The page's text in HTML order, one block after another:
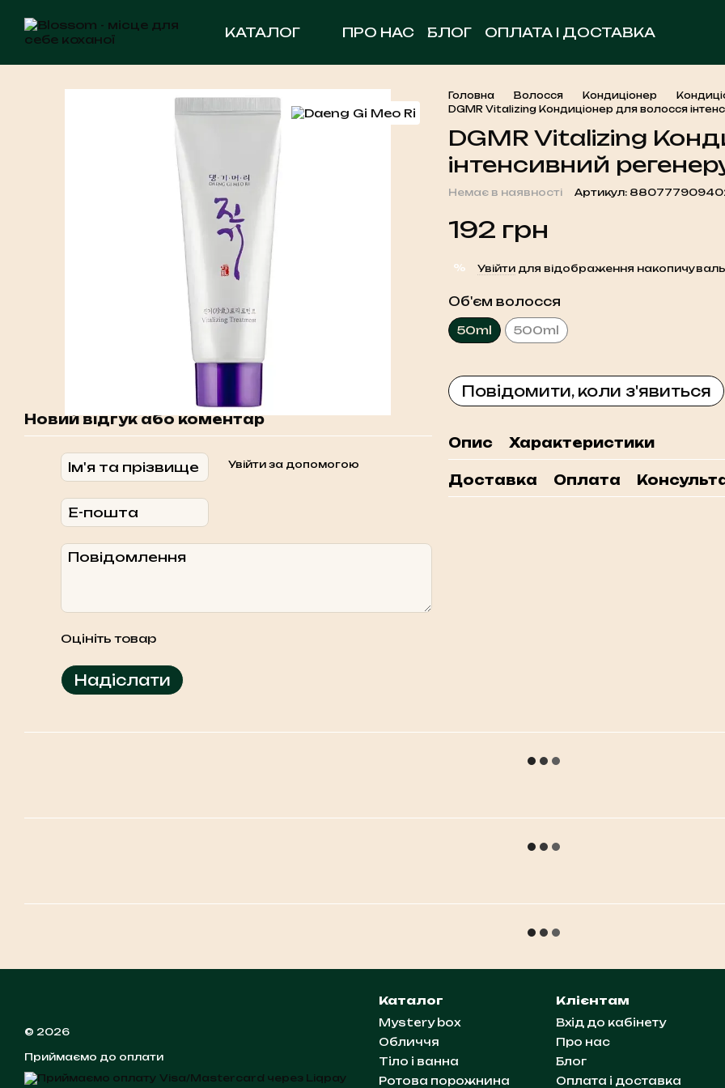
КАТАЛОГ ПРО НАС БЛОГ
ОПЛАТА І ДОСТАВКА
Новий відгук або коментар
Увійти за допомогою
Оцініть товар
Надіслати
Головна Волосся Кондиціонер
DGMR Vitalizing Кондиціонер для волосся
DGMR Vitalizing
інтенсивний
Немає в наявності Артикул:
192 грн
% Увійтидля відображення
Об'єм волосся
50ml 500ml
Повідомити, коли з'явиться
Опис Характеристики
Доставка Оплата
© 2026
Приймаємо до оплати
Каталог
Mystery box
Обличчя
Тіло і ванна
Ротова порожнина
Клієнтам
Вхід до кабінету
Про нас
Блог
Оплата і доставка